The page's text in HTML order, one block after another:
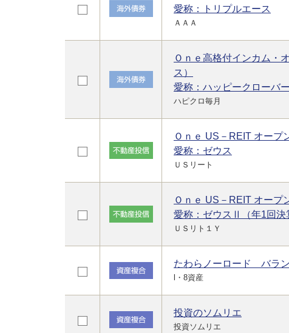
愛称：トリプルエース
ＡＡＡ
Ｏｎｅ高格付インカム・
ス）
愛称：ハッピークローバー
ハピクロ毎月
Ｏｎｅ US－REIT オープ
愛称：ゼウス
ＵＳリート
Ｏｎｅ US－REIT オープ
愛称：ゼウスⅡ（年1回決
ＵＳリト１Ｙ
たわらノーロード バラン
l・8資産
投資のソムリエ
投資ソムリエ